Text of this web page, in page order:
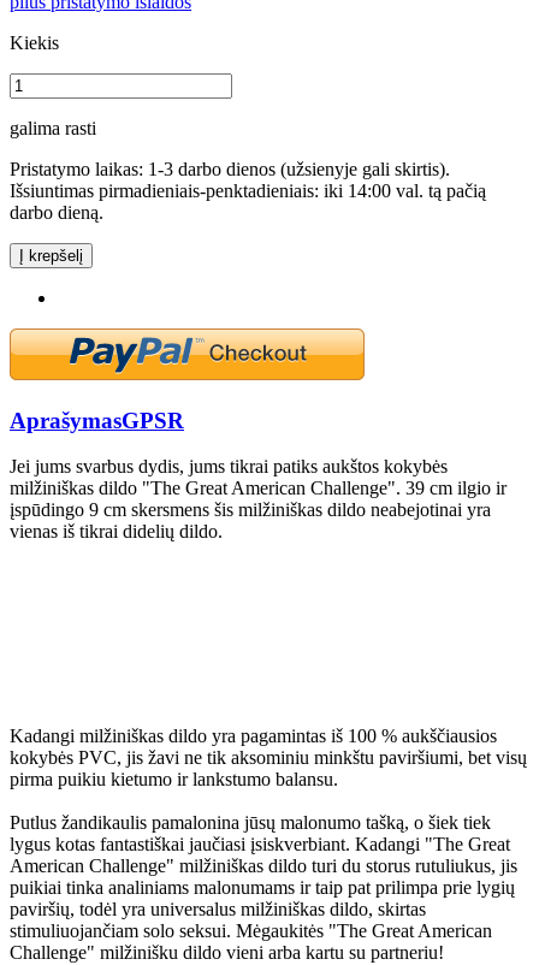
Kiekis
galima rasti
Pristatymo laikas: 1-3 darbo dienos (užsienyje gali skirtis).
Išsiuntimas pirmadieniais-penktadieniais: iki 14:00 val. tą pačią
darbo dieną.
Į krepšelį
AprašymasGPSR
Jei jums svarbus dydis, jums tikrai patiks aukštos kokybės
milžiniškas dildo "The Great American Challenge". 39 cm ilgio ir
įspūdingo 9 cm skersmens šis milžiniškas dildo neabejotinai yra
vienas iš tikrai didelių dildo.
Kadangi milžiniškas dildo yra pagamintas iš 100 % aukščiausios
kokybės PVC, jis žavi ne tik aksominiu minkštu paviršiumi, bet visų
pirma puikiu kietumo ir lankstumo balansu.
Putlus žandikaulis pamalonina jūsų malonumo tašką, o šiek tiek
lygus kotas fantastiškai jaučiasi įsiskverbiant. Kadangi "The Great
American Challenge" milžiniškas dildo turi du storus rutuliukus, jis
puikiai tinka analiniams malonumams ir taip pat prilimpa prie lygių
paviršių, todėl yra universalus milžiniškas dildo, skirtas
stimuliuojančiam solo seksui. Mėgaukitės "The Great American
Challenge" milžinišku dildo vieni arba kartu su partneriu!